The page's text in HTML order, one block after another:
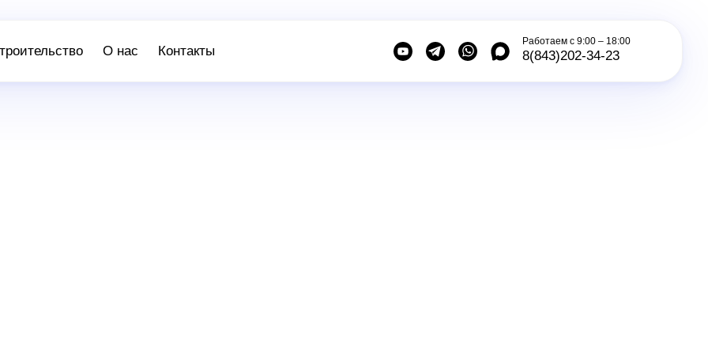
О нас Контакты
Работаем с 9:00 – 18:00
8(843)202-34-23